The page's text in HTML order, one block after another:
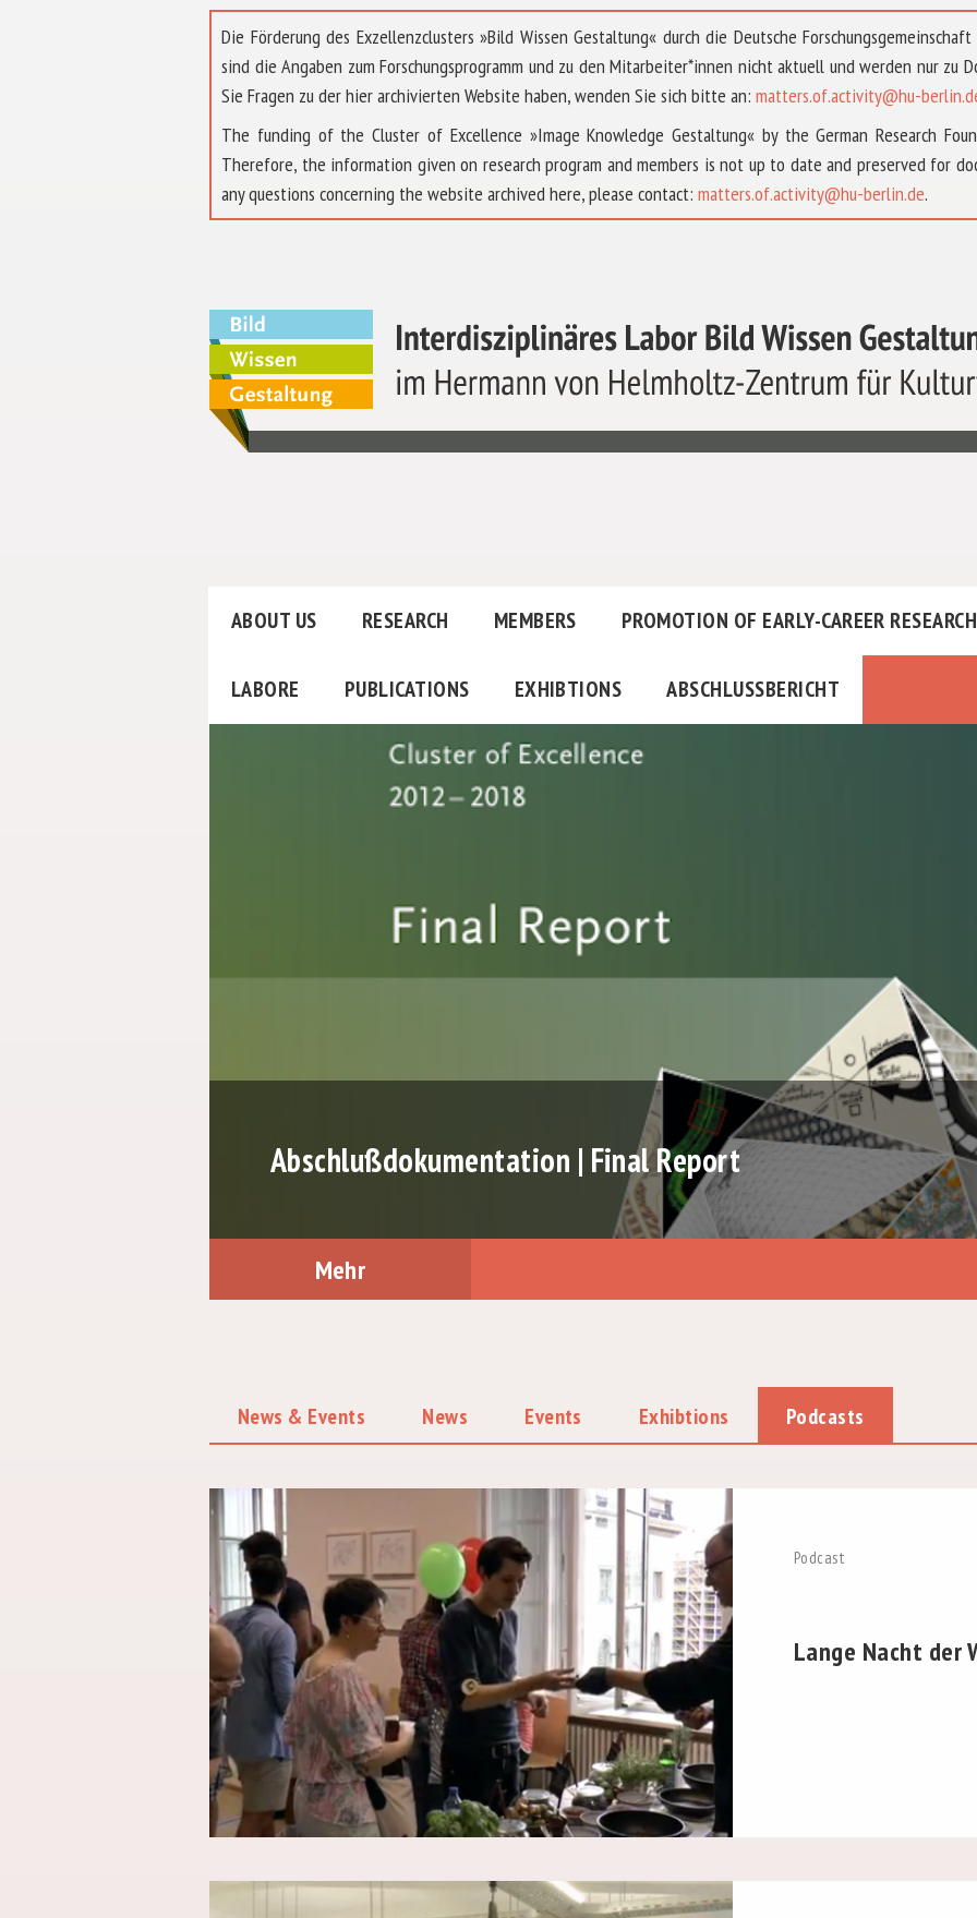
Die Förderung des Exzellenzclusters »Bild Wissen Gestaltung« durch die Deutsche
sind die Angaben zum Forschungsprogramm und zu den Mitarbeiter*innen nicht aktuell und werden nur zu
Sie Fragen zu der hier archivierten Website haben, wenden Sie sich bitte an: matters.of.activity@hu-
The funding of the Cluster of Excellence »Image Knowledge Gestaltung« by the German Research
Therefore, the information given on research program and members is not up to date and preserved for
any questions concerning the website archived here, please contact: matters.of.activity@hu-berlin.de.
ABOUT US RESEARCH MEMBERS PROMOTION OF EARLY-CAREER
LABORE PUBLICATIONS EXHIBTIONS ABSCHLUSSBERICHT
Abschlußdokumentation | Final Report
Mehr
News & Events News Events Exhibtions Podcasts
Podcast
Lange Nacht der